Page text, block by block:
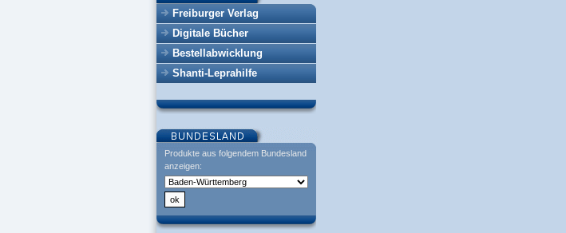
Freiburger Verlag
Digitale Bücher
Bestellabwicklung
Shanti-Leprahilfe
Produkte aus folgendem Bundesland
anzeigen: